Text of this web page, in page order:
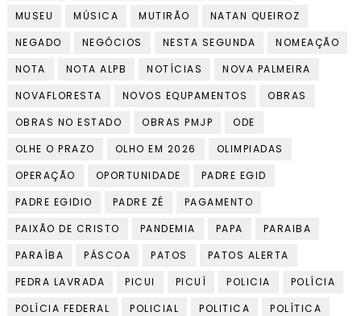
MUSEU
MÚSICA MUTIRÃO
NATAN QUEIROZ
NEGADO
NEGÓCIOS NESTA SEGUNDA
NOMEAÇÃO
NOTA
NOTA ALPB NOTÍCIAS
NOVA PALMEIRA
NOVAFLORESTA
NOVOS EQUPAMENTOS
OBRAS
OBRAS NO ESTADO
OBRAS PMJP
ODE
OLHE O PRAZO
OLHO EM 2026
OLIMPIADAS
OPERAÇÃO
OPORTUNIDADE
PADRE EGID
PADRE EGIDIO
PADRE ZÉ
PAGAMENTO
PAIXÃO DE CRISTO
PANDEMIA PAPA
PARAIBA
PARAÍBA
PÁSCOA PATOS
PATOS ALERTA
PEDRA LAVRADA
PICUI PICUÍ POLICIA
POLÍCIA
POLÍCIA FEDERAL
POLICIAL POLITICA
POLÍTICA